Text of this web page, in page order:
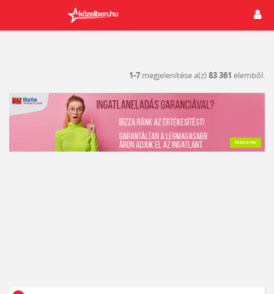
1-7 megjelenítése a(z)83 361 elemből.